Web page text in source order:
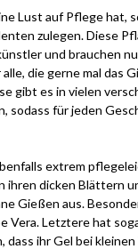
Lust auf Pflege hat,
zulegen. Diese
und brauchen
die gerne mal das
gibt es in vielen
sodass für jeden
extrem
ihren dicken Blättern
Gießen aus.
Vera. Letztere hat
dass ihr Gel bei